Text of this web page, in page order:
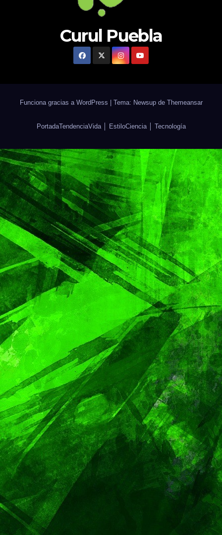
Curul Puebla
Funciona gracias a WordPress Tema: Newsup de Themeansar
PortadaTendenciaVida │ EstiloCiencia │ Tecnología